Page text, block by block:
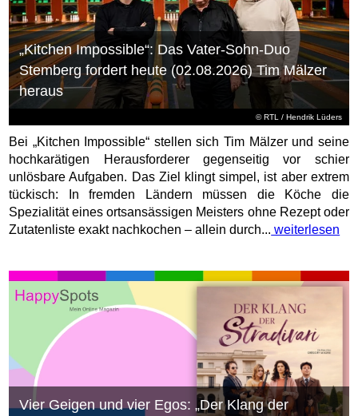
©RTL / Hendrik Lüders
„Kitchen Impossible“: Das Vater-Sohn-Duo
Stemberg fordert heute (02.08.2026) Tim Mälzer
heraus
Bei „Kitchen Impossible“ stellen sich Tim Mälzer und seine
hochkarätigen Herausforderer gegenseitig vor schier
unlösbare Aufgaben. Das Ziel klingt simpel, ist aber extrem
tückisch: In fremden Ländern müssen die Köche die
Spezialität eines ortsansässigen Meisters ohne Rezept oder
Zutatenliste exakt nachkochen – allein durch... weiterlesen
Vier Geigen und vier Egos: „Der Klang der